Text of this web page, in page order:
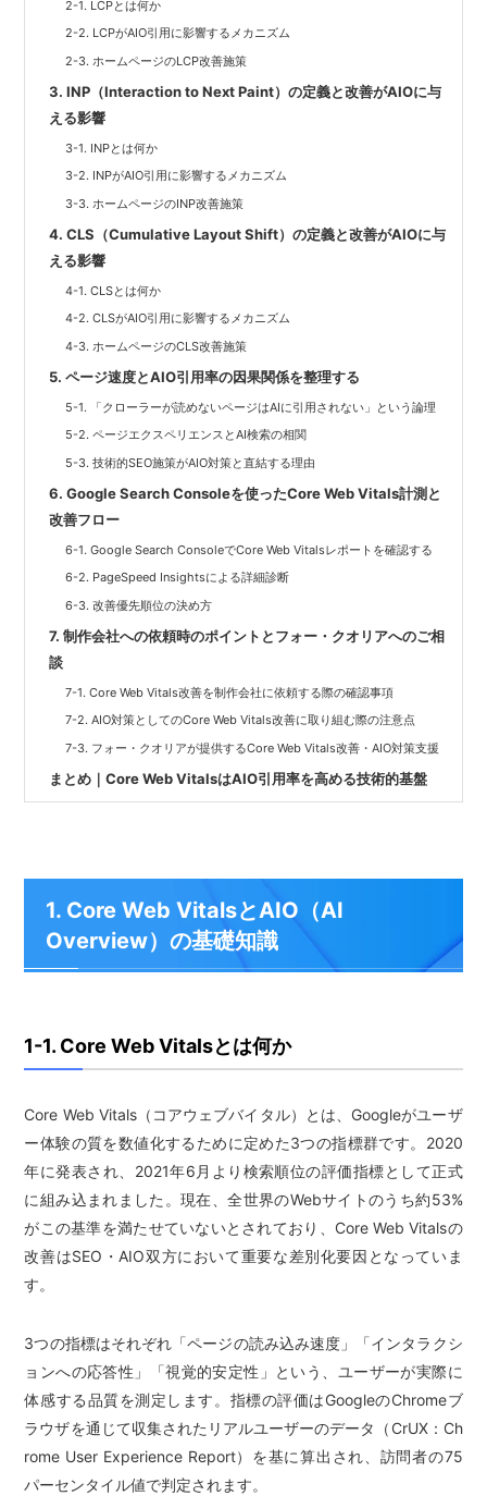
2-1. LCPとは何か
2-2. LCPがAIO引用に影響するメカニズム
2-3. ホームページのLCP改善施策
3. INP（Interaction to Next Paint）の定義と改善がAIOに与
える影響
3-1. INPとは何か
3-2. INPがAIO引用に影響するメカニズム
3-3. ホームページのINP改善施策
4. CLS（Cumulative Layout Shift）の定義と改善がAIOに与
える影響
4-1. CLSとは何か
4-2. CLSがAIO引用に影響するメカニズム
4-3. ホームページのCLS改善施策
5. ページ速度とAIO引用率の因果関係を整理する
5-1. 「クローラーが読めないページはAIに引用されない」という論理
5-2. ページエクスペリエンスとAI検索の相関
5-3. 技術的SEO施策がAIO対策と直結する理由
6. Google Search Consoleを使ったCore Web Vitals計測と
改善フロー
6-1. Google Search ConsoleでCore Web Vitalsレポートを確認する
6-2. PageSpeed Insightsによる詳細診断
6-3. 改善優先順位の決め方
7. 制作会社への依頼時のポイントとフォー・クオリアへのご相
談
7-1. Core Web Vitals改善を制作会社に依頼する際の確認事項
7-2. AIO対策としてのCore Web Vitals改善に取り組む際の注意点
7-3. フォー・クオリアが提供するCore Web Vitals改善・AIO対策支援
まとめ｜Core Web VitalsはAIO引用率を高める技術的基盤
1. Core Web VitalsとAIO（AI
Overview）の基礎知識
1-1. Core Web Vitalsとは何か
Core Web Vitals（コアウェブバイタル）とは、Googleがユーザ
ー体験の質を数値化するために定めた3つの指標群です。2020
年に発表され、2021年6月より検索順位の評価指標として正式
に組み込まれました。現在、全世界のWebサイトのうち約53%
がこの基準を満たせていないとされており、Core Web Vitalsの
改善はSEO・AIO双方において重要な差別化要因となっていま
す。
3つの指標はそれぞれ「ページの読み込み速度」「インタラクシ
ョンへの応答性」「視覚的安定性」という、ユーザーが実際に
体感する品質を測定します。指標の評価はGoogleのChromeブ
ラウザを通じて収集されたリアルユーザーのデータ（CrUX：Ch
rome User Experience Report）を基に算出され、訪問者の75
パーセンタイル値で判定されます。